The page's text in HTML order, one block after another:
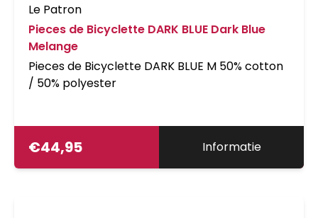
Le Patron
Pieces de Bicyclette DARK BLUE Dark Blue
Melange
Pieces de Bicyclette DARK BLUE M 50% cotton
/ 50% polyester
€44,95 Informatie